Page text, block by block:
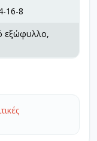
16-8
εξώφυλλο,